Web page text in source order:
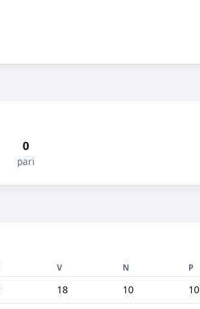
0
pari
V N P
18 10 10